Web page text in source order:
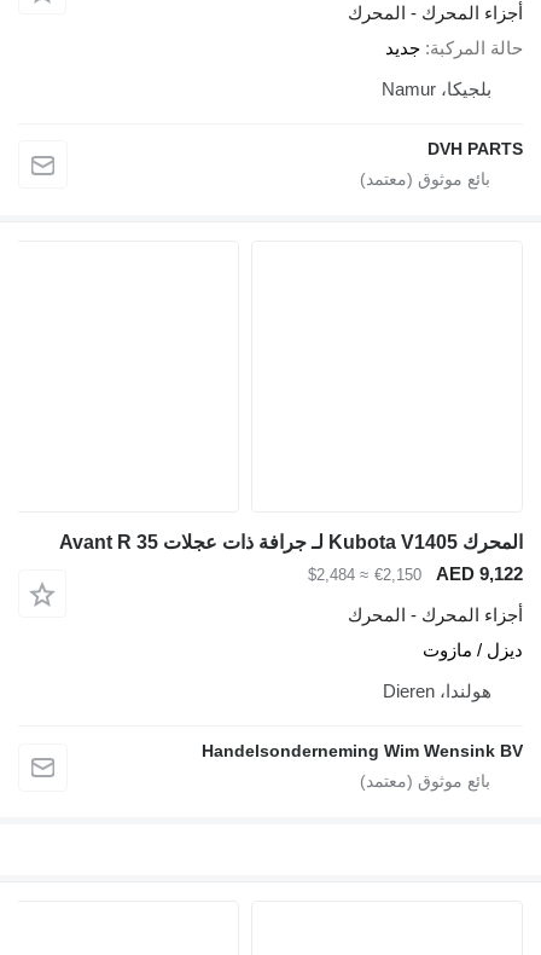
أجزاء المحرك - المحرك
حالة المركبة جديد
بلجيكا، Namur
DVH PARTS
المحرك Kubota V1405 لـ جرافة ذات عجلات Avant R 35
AED 9,122
€2,150
≈ $2,484
أجزاء المحرك - المحرك
ديزل / مازوت
هولندا، Dieren
Handelsonderneming Wim Wensink BV